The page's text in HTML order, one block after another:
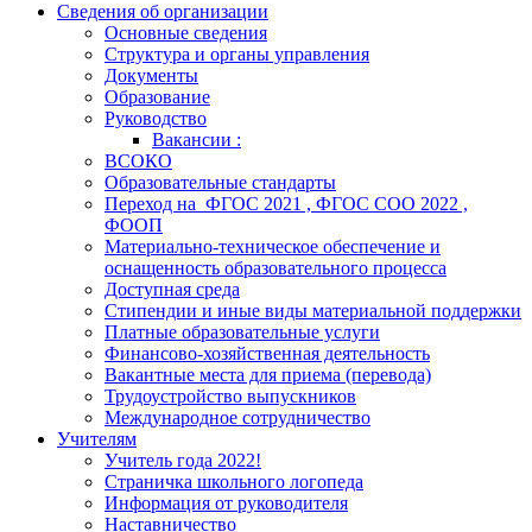
Сведения об организации
Основные сведения
Структура и органы управления
Документы
Образование
Руководство
Вакансии :
ВСОКО
Образовательные стандарты
Переход на ФГОС 2021 , ФГОС СОО 2022 ,
ФООП
Материально-техническое обеспечение и
оснащенность образовательного процесса
Доступная среда
Стипендии и иные виды материальной поддержки
Платные образовательные услуги
Финансово-хозяйственная деятельность
Вакантные места для приема (перевода)
Трудоустройство выпускников
Международное сотрудничество
Учителям
Учитель года 2022!
Страничка школьного логопеда
Информация от руководителя
Наставничество